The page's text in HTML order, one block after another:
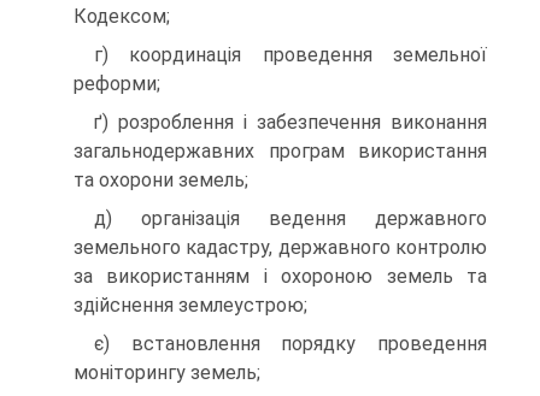
Кодексом;
г) координація проведення земельної
реформи;
ґ) розроблення і забезпечення виконання
загальнодержавних програм використання
та охорони земель;
д) організація ведення державного
земельного кадастру, державного контролю
за використанням і охороною земель та
здійснення землеустрою;
є) встановлення порядку проведення
моніторингу земель;